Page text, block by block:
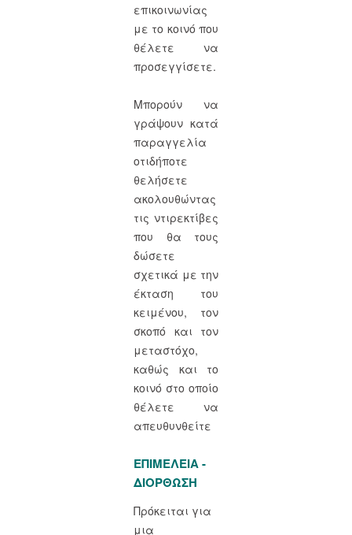
επικοινωνίας
με το κοινό που
θέλετε να
προσεγγίσετε.
Μπορούν να
γράψουν κατά
παραγγελία
οτιδήποτε
θελήσετε
ακολουθώντας
τις ντιρεκτίβες
που θα τους
δώσετε
σχετικά με την
έκταση του
κειμένου, τον
σκοπό και τον
μεταστόχο,
καθώς και το
κοινό στο οποίο
θέλετε να
απευθυνθείτε
ΕΠΙΜΕΛΕΙΑ -
ΔΙΟΡΘΩΣΗ
Πρόκειται για
μια